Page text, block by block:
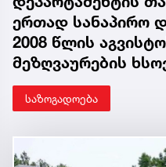
ერთად სანაპირო
2008 წლის
მეზღვაურების
საზოგადოება